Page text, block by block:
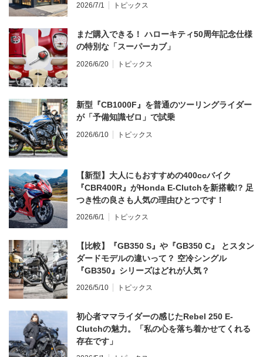
2026/7/1 トピックス
まだ購入できる！ ハローキティ50周年記念仕様
の特別な「スーパーカブ」
2026/6/20 トピックス
新型『CB1000F』を普通のツーリングライダー
が「予備知識ゼロ」で試乗
2026/6/10 トピックス
【新型】大人にもおすすめの400ccバイク
『CBR400R』がHonda E-Clutchを新搭載!? 足
つき性の良さも人気の理由ひとつです！
2026/6/1 トピックス
【比較】『GB350 S』や『GB350 C』 とスタン
ダードモデルの違いって？ 空冷シングル
『GB350』シリーズはどれが人気？
2026/5/10 トピックス
初心者ママライダーの感じたRebel 250 E-
Clutchの魅力。「私の心を落ち着かせてくれる
存在です」